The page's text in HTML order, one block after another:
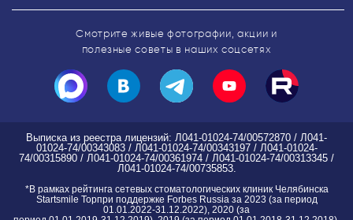
Смотрите живые фотографии, акции и
полезные советы в наших соцсетях
Выписка из реестра лицензий: Л041-01024-74/00572870 / Л041-
01024-74/00343083 / Л041-01024-74/00343197 / Л041-01024-
74/00315890 / Л041-01024-74/00361974 / Л041-01024-74/00313345 /
Л041-01024-74/00735853.
*В рамках рейтинга сетевых стоматологических клиник Челябинска
Startsmile Topпри поддержке Forbes Russia за 2023 (за период
01.01.2022-31.12.2022), 2020 (за